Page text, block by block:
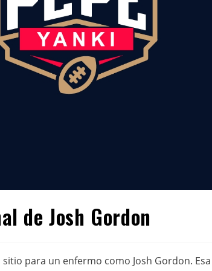
de Josh Gordon
para un enfermo como Josh Gordon.